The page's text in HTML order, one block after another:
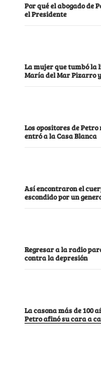
Por qué el abogado de
el Presidente
La mujer que tumbó la
María del Mar Pizarro
Los opositores de
entró a la Casa Blanca
Así encontraron el
escondido por un
Regresar a la radio
contra la depresión
La casona más de 100
Petro afinó su cara a